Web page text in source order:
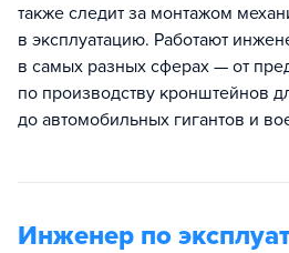
также следит за монтажом
в эксплуатацию. Работают
в самых разных сферах — от
по производству кронштейнов
до автомобильных гигантов и
Инженер по